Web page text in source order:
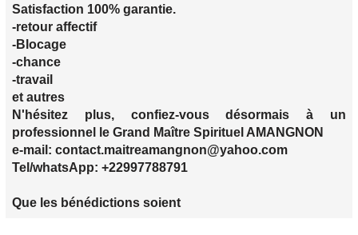
Satisfaction 100% garantie.
-retour affectif
-Blocage
-chance
-travail
et autres
N'hésitez plus, confiez-vous désormais à un
professionnel le Grand Maître Spirituel AMANGNON
e-mail: contact.maitreamangnon@yahoo.com
Tel/whatsApp: +22997788791
Que les bénédictions soient